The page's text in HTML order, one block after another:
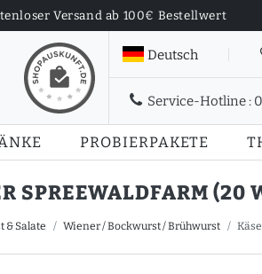
Versand ab 100€ Bestellwert
Deutsch
Service-Hotline :
PROBIERPAKETE
SPREEWALDFARM (20
& Salate Wiener / Bockwurst / Brühwurst